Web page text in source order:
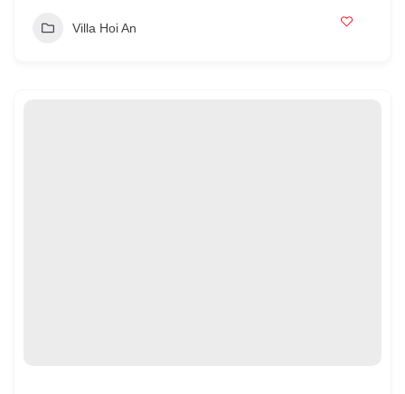
Villa Hoi An